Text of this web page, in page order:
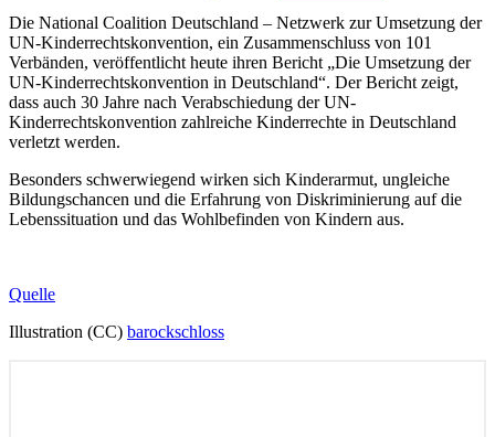
Die National Coalition Deutschland – Netzwerk zur Umsetzung der
UN-Kinderrechtskonvention, ein Zusammenschluss von 101
Verbänden, veröffentlicht heute ihren Bericht „Die Umsetzung der
UN-Kinderrechtskonvention in Deutschland“. Der Bericht zeigt,
dass auch 30 Jahre nach Verabschiedung der UN-
Kinderrechtskonvention zahlreiche Kinderrechte in Deutschland
verletzt werden.
Besonders schwerwiegend wirken sich Kinderarmut, ungleiche
Bildungschancen und die Erfahrung von Diskriminierung auf die
Lebenssituation und das Wohlbefinden von Kindern aus.
Quelle
Illustration (CC) barockschloss